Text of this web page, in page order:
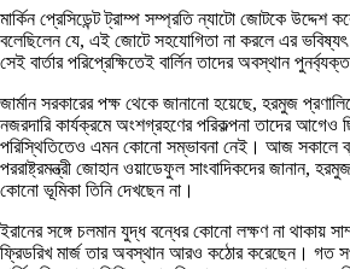
মার্কিন প্রেসিডেন্ট ট্রাম্প সম্প্রতি ন্যাটো জোটকে উদ্দেশ
বলেছিলেন যে, এই জোটে সহযোগিতা না করলে এর
সেই বার্তার পরিপ্রেক্ষিতেই বার্লিন তাদের অবস্থান
জার্মান সরকারের পক্ষ থেকে জানানো হয়েছে, হরমুজ
নজরদারি কার্যক্রমে অংশগ্রহণের পরিকল্পনা তাদের আগেও
পরিস্থিতিতেও এমন কোনো সম্ভাবনা নেই। আজ সকালে
পররাষ্ট্রমন্ত্রী জোহান ওয়াডেফুল সাংবাদিকদের জানান,
কোনো ভূমিকা তিনি দেখছেন না।
ইরানের সঙ্গে চলমান যুদ্ধ বন্ধের কোনো লক্ষণ না থাকায়
ফ্রিডরিখ মার্জ তার অবস্থান আরও কঠোর করেছেন। গত